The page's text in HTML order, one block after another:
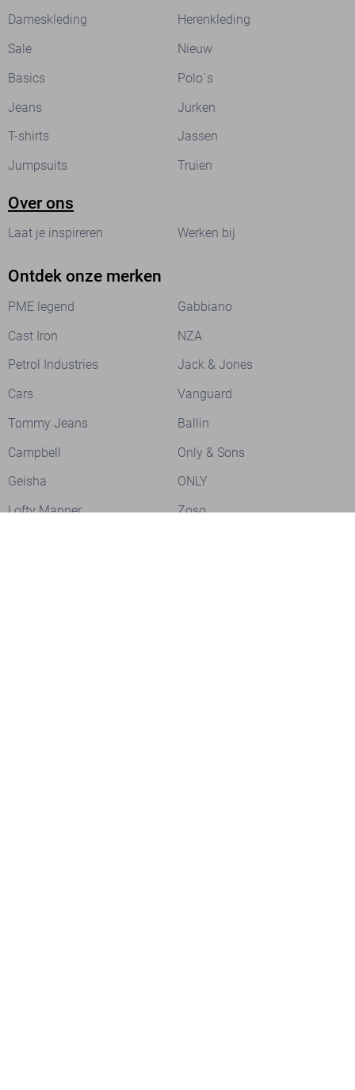
Dameskleding
Herenkleding
Sale
Nieuw
Basics
Polo`s
Jeans
Jurken
T-shirts
Jassen
Jumpsuits
Truien
Over ons
Laat je inspireren Werken bij
Ontdek onze merken
PME legend
Gabbiano
Cast Iron
NZA
Petrol Industries
Jack & Jones
Cars
Vanguard
Tommy Jeans
Ballin
Campbell
Only & Sons
Geisha
ONLY
Lofty Manner
Zoso